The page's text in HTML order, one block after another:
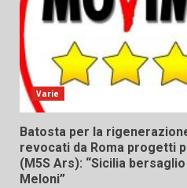
Varie
Batosta per la
revocati da Roma progetti
(M5S Ars): “Sicilia
Meloni”